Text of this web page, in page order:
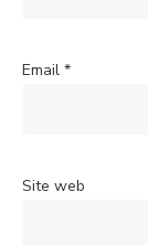
Email *
Site web